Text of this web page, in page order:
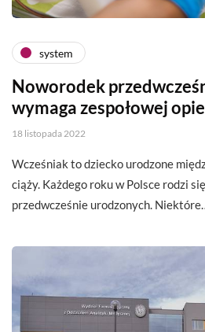
system
Noworodek
wymaga zespołowej
18 listopada 2022
Wcześniak to dziecko urodzone
ciąży. Każdego roku w Polsce rodzi
przedwcześnie urodzonych.